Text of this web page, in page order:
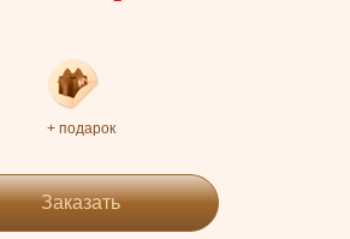
+ подарок
Заказать